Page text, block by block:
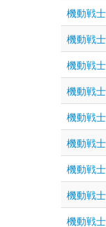
機動戦
機動戦
機動戦
機動戦
機動戦
機動戦
機動戦
機動戦
機動戦